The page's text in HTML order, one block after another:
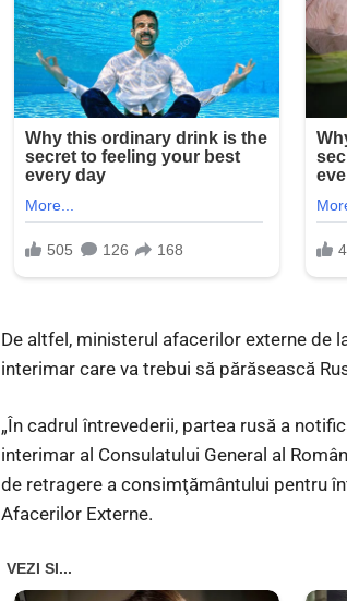
De altfel, ministerul afacerilor externe de
interimar care va trebui să părăsească
„În cadrul întrevederii, partea rusă a
interimar al Consulatului General al
de retragere a consimţământului pentru
Afacerilor Externe.